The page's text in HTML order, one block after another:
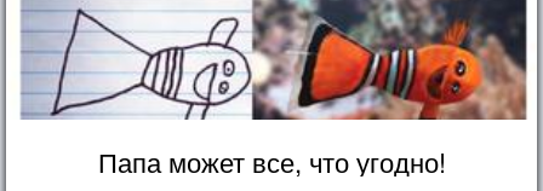
Папа может все, что угодно!